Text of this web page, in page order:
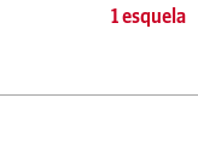
1 esquela